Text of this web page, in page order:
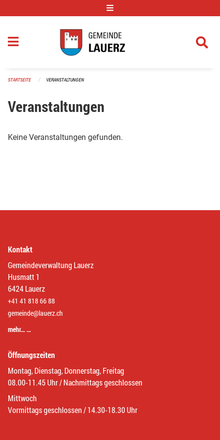
STARTSEITE VERANSTALTUNGEN
Veranstaltungen
Keine Veranstaltungen gefunden.
Kontakt
Gemeindeverwaltung Lauerz
Husmatt 1
6424 Lauerz
+41 41 818 66 88
gemeinde@lauerz.ch
mehr… …
Öffnungszeiten
Montag, Dienstag, Donnerstag, Freitag
08.00-11.45 Uhr / Nachmittags geschlossen
Mittwoch
Vormittags geschlossen / 14.30-18.30 Uhr